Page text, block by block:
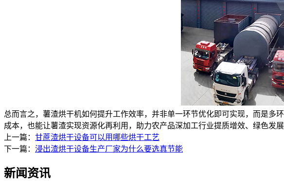
总而言之，薯渣烘干机如何提升工作效率，并非单一环节优化即可实现，而是
成本，也能让薯渣实现资源化再利用，助力农产品深加工行业提质增效、绿色发展
上一篇： 甘蔗渣烘干设备可以用哪些烘干工艺
下一篇： 浸出渣烘干设备生产厂家为什么要选真节能
新闻资讯